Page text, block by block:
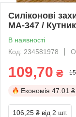
Силіконові
МА-347 /
В наявності
Код: 234581978
109,70 ₴
Економія 47.01 ₴
106,25 ₴ від 2 шт.